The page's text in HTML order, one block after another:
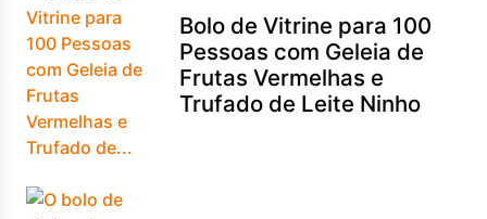
Bolo de Vitrine para 100
Pessoas com Geleia de
Frutas Vermelhas e
Trufado de Leite Ninho